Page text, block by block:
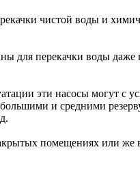
чистой воды и
для перекачки воды даже
эти насосы могут с
и средними
помещениях или